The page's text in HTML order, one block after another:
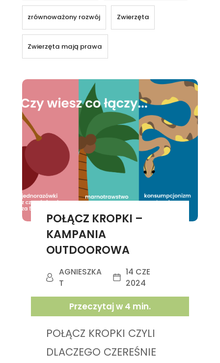
zrównoważony rozwój Zwierzęta
Zwierzęta mają prawa
POŁĄCZ KROPKI –
KAMPANIA
OUTDOOROWA
AGNIESZKA
T
14 CZE
2024
Przeczytaj w 4 min.
POŁĄCZ KROPKI CZYLI
DLACZEGO CZEREŚNIE